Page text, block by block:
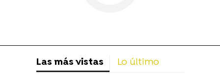
Las más vistas Lo último